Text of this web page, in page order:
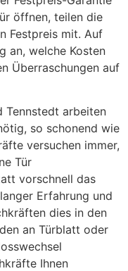
öffnen, teilen die
Festpreis mit. Auf
an, welche Kosten
Überraschungen auf
Tennstedt arbeiten
so schonend wie
versuchen immer,
Tür
vorschnell das
Erfahrung und
dies in den
an Türblatt oder
Ihnen